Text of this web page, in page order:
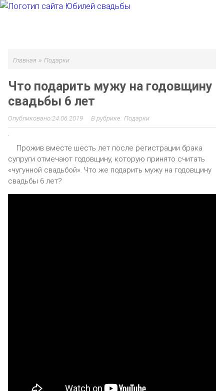
Главная » Подарки
Что подарить мужу на годовщину
свадьбы 6 лет
24.06.2019 Подарки
Прожив вместе шесть лет после регистрации брака
супруги отмечают годовщину, которую принято считать
«чугунной свадьбой». Что же подарить мужу на годовщину
свадьбы 6 лет?